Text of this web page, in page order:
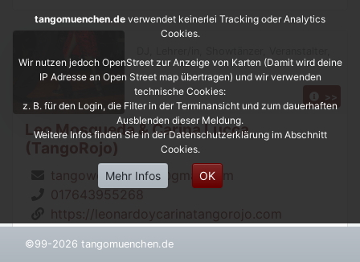
Leo Mosqueda & Carina Lucca
(TangoRojo)
tangoweekend.de@gmail.com
017643955268
https://leonardoycarinatangorojo.com
>>
©99-2026 tangomuenchen.de
tangomuenchen.de verwendet keinerlei Tracking oder Analytics
Cookies.
Wir nutzen jedoch OpenStreet zur Anzeige von Karten (Damit wird deine
IP Adresse an Open Street map übertragen) und wir verwenden
technische Cookies:
z. B. für den Login, die Filter in der Terminansicht und zum dauerhaften
Ausblenden dieser Meldung.
Weitere Infos finden Sie in der Datenschutzerklärung im Abschnitt
Cookies.
Mehr Infos OK